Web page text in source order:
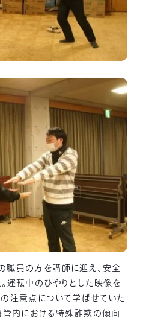
員の方を講師に迎え、安全
運転中のひやりとした映像を
注意点について学ばせていた
管内における特殊詐欺の傾向